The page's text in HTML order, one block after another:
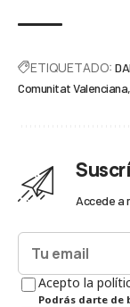
ETIQUETADO:
Comunitat Valenciana
Accede a
Acepto la
Podrás darte de